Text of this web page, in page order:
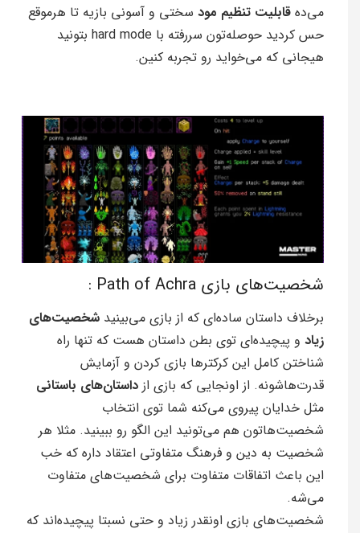
می‌ده قابلیت تنظیم مود سختی و آسونی بازیه تا هرموقع
حس کردید حوصله‌تون سررفته با hard mode بتونید
هیجانی که می‌خواید رو تجربه کنین.
شخصیت‌های بازی Path of Achra :
برخلاف داستان ساده‌ای که از بازی می‌بینید ‌ شخصیت‌های
زیاد و پیچیده‌ای توی بطن داستان هست که تنها راه
شناختن کامل این کرکتر‌ها بازی کردن و آزمایش
قدرت‌هاشونه. از اونجایی که بازی از داستان‌های باستانی
مثل خدایان پیروی می‌کنه شما توی انتخاب
شخصیت‌هاتون هم می‌تونید این الگو رو ببینید. مثلا هر
شخصیت به دین و فرهنگ متفاوتی اعتقاد داره که خب
این باعث اتفاقات متفاوت برای شخصیت‌های متفاوت
می‌شه.
شخصیت‌های بازی اونقدر زیاد و حتی نسبتا پیچیده‌اند که